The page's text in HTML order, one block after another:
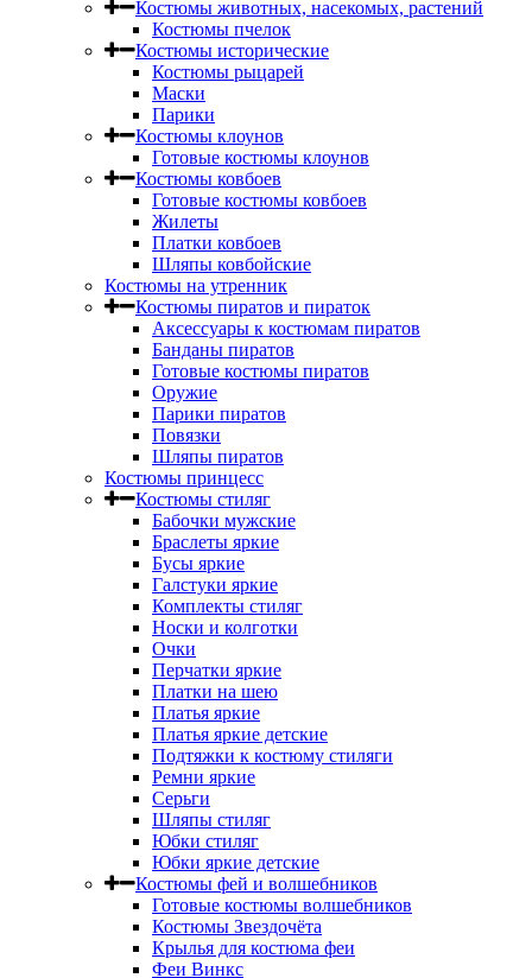
Костюмы животных, насекомых, растений
Костюмы пчелок
Костюмы исторические
Костюмы рыцарей
Маски
Парики
Костюмы клоунов
Готовые костюмы клоунов
Костюмы ковбоев
Готовые костюмы ковбоев
Жилеты
Платки ковбоев
Шляпы ковбойские
Костюмы на утренник
Костюмы пиратов и пираток
Аксессуары к костюмам пиратов
Банданы пиратов
Готовые костюмы пиратов
Оружие
Парики пиратов
Повязки
Шляпы пиратов
Костюмы принцесс
Костюмы стиляг
Бабочки мужские
Браслеты яркие
Бусы яркие
Галстуки яркие
Комплекты стиляг
Носки и колготки
Очки
Перчатки яркие
Платки на шею
Платья яркие
Платья яркие детские
Подтяжки к костюму стиляги
Ремни яркие
Серьги
Шляпы стиляг
Юбки стиляг
Юбки яркие детские
Костюмы фей и волшебников
Готовые костюмы волшебников
Костюмы Звездочёта
Крылья для костюма феи
Феи Винкс